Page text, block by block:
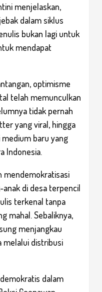
menjelaskan,
dalam siklus
bukan lagi untuk
mendapat
optimisme
telah memunculkan
tidak pernah
yang viral, hingga
baru yang
Indonesia.
mendemokratisasi
di desa terpencil
terkenal tanpa
mahal. Sebaliknya,
menjangkau
melalui distribusi
dalam